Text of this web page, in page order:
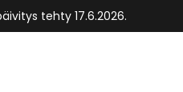
tehty 17.6.2026.